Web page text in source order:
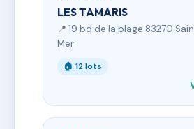
LES TAMARIS
📍 19 bd de la plage 83270
Mer
🏠 12 lots